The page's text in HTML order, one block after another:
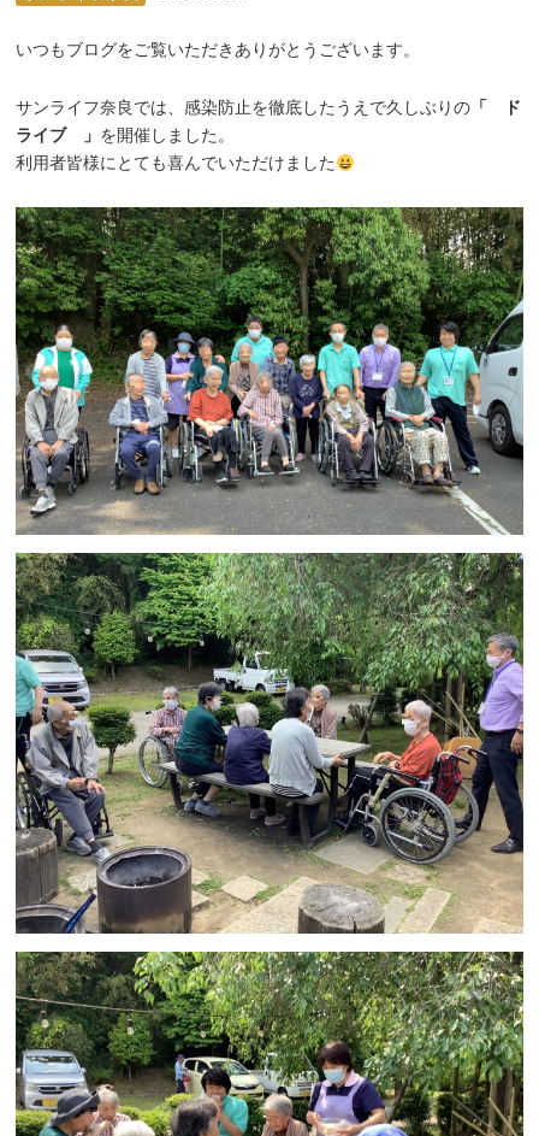
いつもブログをご覧いただきありがとうございます。
サンライフ奈良では、感染防止を徹底したうえで久しぶりの 「 ド
ライブ 」 を開催しました。
利用者皆様にとても喜んでいただけました